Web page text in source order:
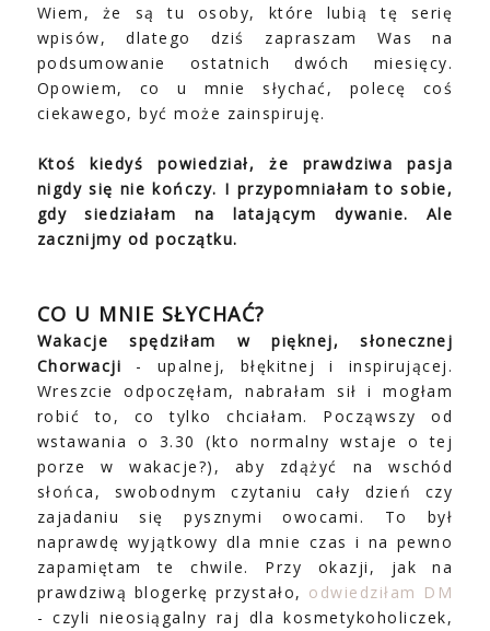
Wiem, że są tu osoby, które lubią tę serię
wpisów, dlatego dziś zapraszam Was na
podsumowanie ostatnich dwóch miesięcy.
Opowiem, co u mnie słychać, polecę coś
ciekawego, być może zainspiruję.
Ktoś kiedyś powiedział, że prawdziwa pasja
nigdy się nie kończy. I przypomniałam to sobie,
gdy siedziałam na latającym dywanie. Ale
zacznijmy od początku.
CO U MNIE SŁYCHAĆ?
Wakacje spędziłam w pięknej, słonecznej
Chorwacji - upalnej, błękitnej i inspirującej.
Wreszcie odpoczęłam, nabrałam sił i mogłam
robić to, co tylko chciałam. Począwszy od
wstawania o 3.30 (kto normalny wstaje o tej
porze w wakacje?), aby zdążyć na wschód
słońca, swobodnym czytaniu cały dzień czy
zajadaniu się pysznymi owocami. To był
naprawdę wyjątkowy dla mnie czas i na pewno
zapamiętam te chwile. Przy okazji, jak na
prawdziwą blogerkę przystało, odwiedziłam DM
- czyli nieosiągalny raj dla kosmetykoholiczek,